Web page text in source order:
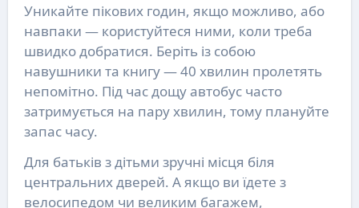
Уникайте пікових годин, якщо можливо, або
навпаки — користуйтеся ними, коли треба
швидко добратися. Беріть із собою
навушники та книгу — 40 хвилин пролетять
непомітно. Під час дощу автобус часто
затримується на пару хвилин, тому плануйте
запас часу.
Для батьків з дітьми зручні місця біля
центральних дверей. А якщо ви їдете з
велосипедом чи великим багажем,